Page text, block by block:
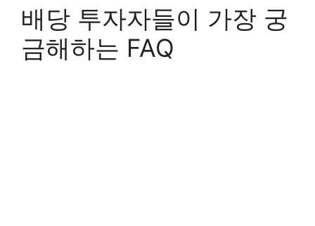
배당 투자자들이 가장 궁
금해하는 FAQ